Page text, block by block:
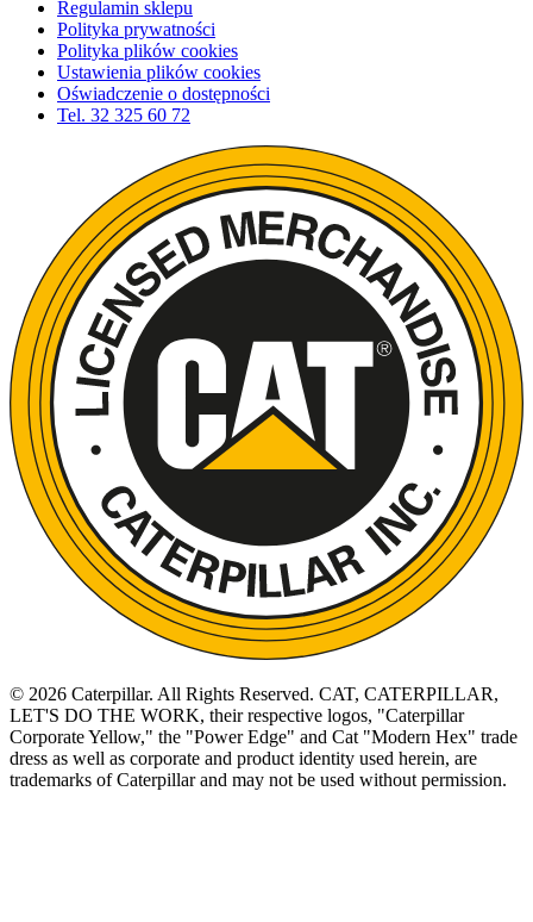
Regulamin sklepu
Polityka prywatności
Polityka plików cookies
Ustawienia plików cookies
Oświadczenie o dostępności
Tel. 32 325 60 72
© 2026 Caterpillar. All Rights Reserved. CAT, CATERPILLAR,
LET'S DO THE WORK, their respective logos, "Caterpillar
Corporate Yellow," the "Power Edge" and Cat "Modern Hex" trade
dress as well as corporate and product identity used herein, are
trademarks of Caterpillar and may not be used without permission.